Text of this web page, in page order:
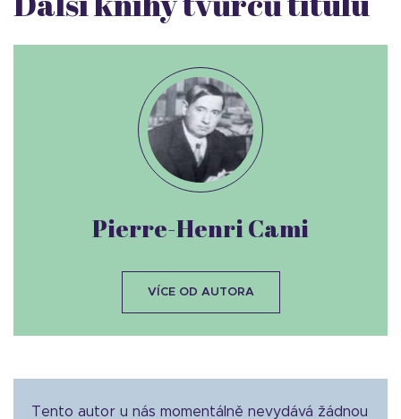
Tento autor u nás momentálně nevydává žádnou
Pierre-Henri Cami
VÍCE OD AUTORA